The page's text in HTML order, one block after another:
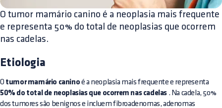
O tumor mamário canino é a neoplasia mais frequente
e representa 50% do total de neoplasias que ocorrem
nas cadelas.
Etiologia
O tumor mamário canino é a neoplasia mais frequente e representa
50% do total de neoplasias que ocorrem nas cadelas . Na cadela, 50%
dos tumores são benignos e incluem fibroadenomas, adenomas